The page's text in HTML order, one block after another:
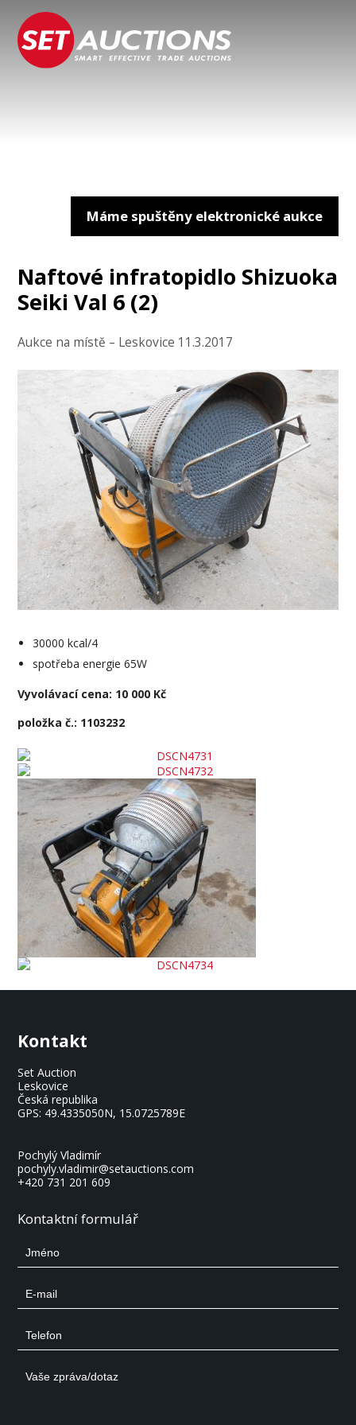
Máme spuštěny elektronické aukce
Naftové infratopidlo Shizuoka
Seiki Val 6 (2)
Aukce na místě – Leskovice 11.3.2017
30000 kcal/4
spotřeba energie 65W
Vyvolávací cena: 10 000 Kč
položka č.: 1103232
Kontakt
Set Auction
Leskovice
Česká republika
GPS: 49.4335050N, 15.0725789E
Pochylý Vladimír
pochyly.vladimir@setauctions.com
+420 731 201 609
Kontaktní formulář